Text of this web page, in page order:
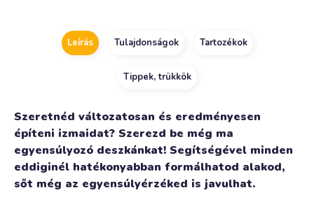
Leírás Tulajdonságok Tartozékok
Tippek, trükkök
Szeretnéd változatosan és eredményesen
építeni izmaidat? Szerezd be még ma
egyensúlyozó deszkánkat! Segítségével minden
eddiginél hatékonyabban formálhatod alakod,
sőt még az egyensúlyérzéked is javulhat.